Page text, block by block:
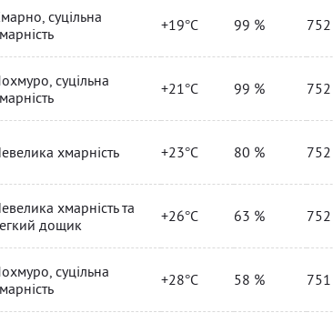
суцільна
+19°C 99 %
суцільна
+21°C 99 %
хмарність +23°C 80 %
хмарність та
дощик
+26°C 63 %
суцільна
+28°C 58 %